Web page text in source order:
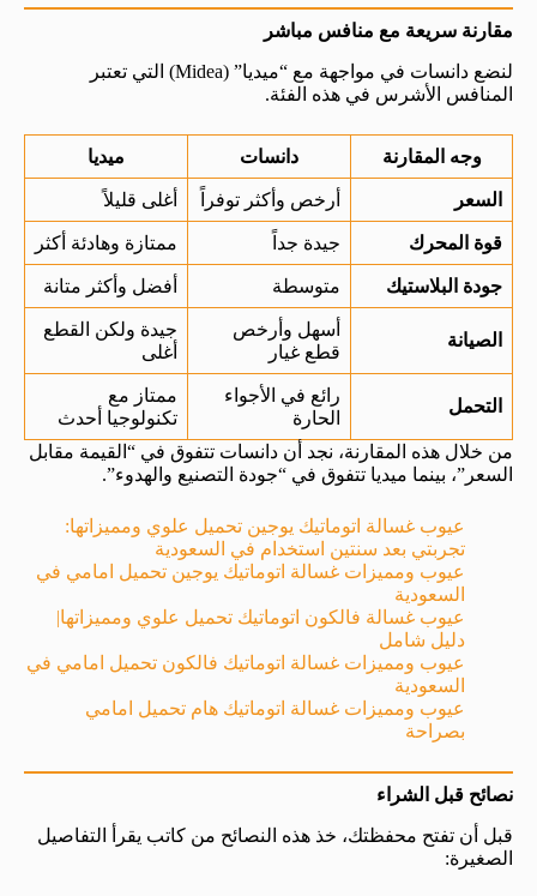
مقارنة سريعة مع منافس مباشر
لنضع دانسات في مواجهة مع “ميديا” (Midea) التي تعتبر
المنافس الأشرس في هذه الفئة.
وجه المقارنة دانسات ميديا
السعر أرخص وأكثر توفراً أغلى قليلاً
قوة المحرك جيدة جداً ممتازة وهادئة أكثر
جودة البلاستيك متوسطة أفضل وأكثر متانة
الصيانة
أسهل وأرخص
قطع غيار
جيدة ولكن القطع
أغلى
التحمل
رائع في الأجواء
الحارة
ممتاز مع
تكنولوجيا أحدث
من خلال هذه المقارنة، نجد أن دانسات تتفوق في “القيمة مقابل
السعر”، بينما ميديا تتفوق في “جودة التصنيع والهدوء”.
عيوب غسالة اتوماتيك يوجين تحميل علوي ومميزاتها:
تجربتي بعد سنتين استخدام في السعودية
عيوب ومميزات غسالة اتوماتيك يوجين تحميل امامي في
السعودية
عيوب غسالة فالكون اتوماتيك تحميل علوي ومميزاتها|
دليل شامل
عيوب ومميزات غسالة اتوماتيك فالكون تحميل امامي في
السعودية
عيوب ومميزات غسالة اتوماتيك هام تحميل امامي
بصراحة
نصائح قبل الشراء
قبل أن تفتح محفظتك، خذ هذه النصائح من كاتب يقرأ التفاصيل
الصغيرة: